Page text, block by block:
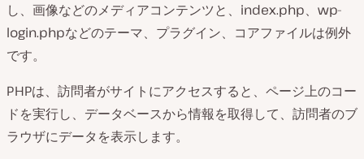
し、画像などのメディアコンテンツと、index.php、wp-
login.phpなどのテーマ、プラグイン、コアファイルは例外
です。
PHPは、訪問者がサイトにアクセスすると、ページ上のコー
ドを実行し、データベースから情報を取得して、訪問者のブ
ラウザにデータを表示します。